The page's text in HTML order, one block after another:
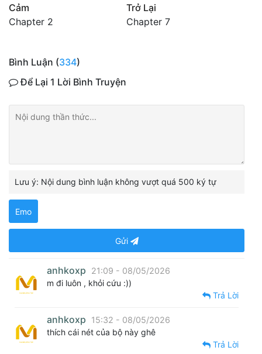
Cảm
Chapter 2
Trở Lại
Chapter 7
Bình Luận (334)
Để Lại 1 Lời Bình Truyện
Lưu ý: Nội dung bình luận không vượt quá 500 ký tự
Emo
Gửi
anhkoxp
21:09 - 08/05/2026
m đi luôn , khỏi cứu :))
Trả Lời
anhkoxp
15:32 - 08/05/2026
thích cái nét của bộ này ghê
Trả Lời